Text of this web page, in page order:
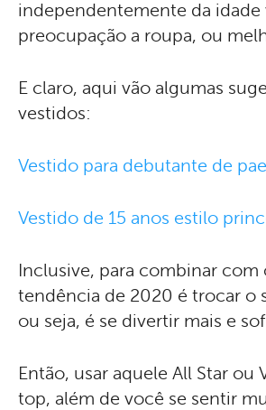
independentemente da
preocupação a roupa, ou
E claro, aqui vão algumas
vestidos:
Vestido para debutante de
Vestido de 15 anos estilo
Inclusive, para combinar com
tendência de 2020 é trocar o
ou seja, é se divertir mais e
Então, usar aquele All Star ou
top, além de você se sentir